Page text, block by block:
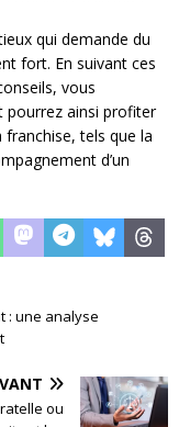
qui demande du
fort. En suivant ces
vous
pourrez ainsi profiter
tels que la
d’un
: une analyse
ou